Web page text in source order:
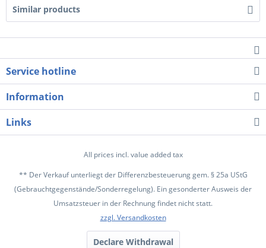
Similar products
Service hotline
Information
Links
All prices incl. value added tax
** Der Verkauf unterliegt der Differenzbesteuerung gem. § 25a UStG
(Gebrauchtgegenstände/Sonderregelung). Ein gesonderter Ausweis der
Umsatzsteuer in der Rechnung findet nicht statt.
zzgl. Versandkosten
Declare Withdrawal